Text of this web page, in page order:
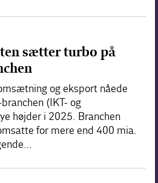
sætter turbo på
og eksport nåede
(IKT- og
højder i 2025. Branchen
for mere end 400 mia.